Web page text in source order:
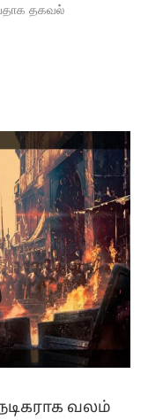
தகவல்
வலம்